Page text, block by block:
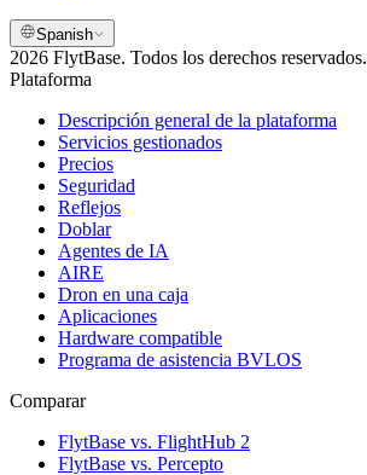
Spanish
2026 FlytBase. Todos los derechos reservados.
Plataforma
Descripción general de la plataforma
Servicios gestionados
Precios
Seguridad
Reflejos
Doblar
Agentes de IA
AIRE
Dron en una caja
Aplicaciones
Hardware compatible
Programa de asistencia BVLOS
Comparar
FlytBase vs. FlightHub 2
FlytBase vs. Percepto